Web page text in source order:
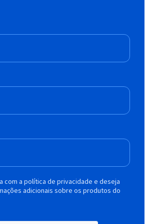
com a política de privacidade e deseja
adicionais sobre os produtos do